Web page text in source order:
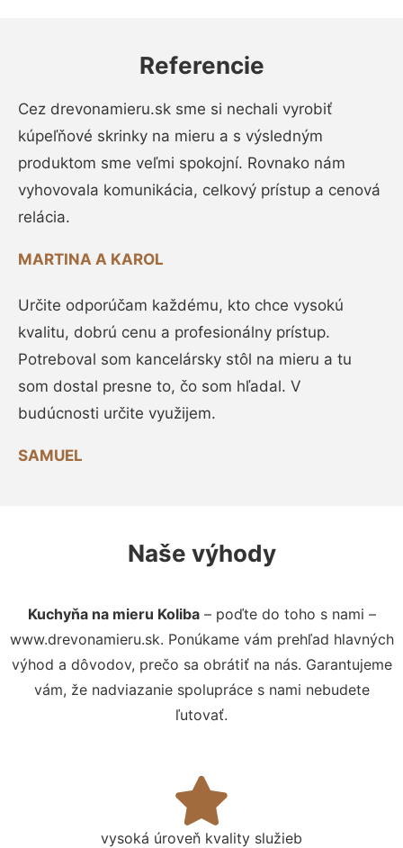
Referencie
Cez drevonamieru.sk sme si nechali vyrobiť
kúpeľňové skrinky na mieru a s výsledným
produktom sme veľmi spokojní. Rovnako nám
vyhovovala komunikácia, celkový prístup a cenová
relácia.
MARTINA A KAROL
Určite odporúčam každému, kto chce vysokú
kvalitu, dobrú cenu a profesionálny prístup.
Potreboval som kancelársky stôl na mieru a tu
som dostal presne to, čo som hľadal. V
budúcnosti určite využijem.
SAMUEL
Naše výhody
Kuchyňa na mieru Koliba– poďte do toho s nami –
www.drevonamieru.sk. Ponúkame vám prehľad hlavných
výhod a dôvodov, prečo sa obrátiť na nás. Garantujeme
vám, že nadviazanie spolupráce s nami nebudete
ľutovať.
vysoká úroveň kvality služieb